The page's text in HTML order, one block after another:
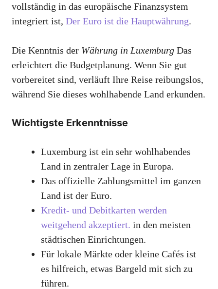
vollständig in das europäische Finanzsystem
integriert ist, Der Euro ist die Hauptwährung.
Die Kenntnis der Währung in Luxemburg Das
erleichtert die Budgetplanung. Wenn Sie gut
vorbereitet sind, verläuft Ihre Reise reibungslos,
während Sie dieses wohlhabende Land erkunden.
Wichtigste Erkenntnisse
Luxemburg ist ein sehr wohlhabendes
Land in zentraler Lage in Europa.
Das offizielle Zahlungsmittel im ganzen
Land ist der Euro.
Kredit- und Debitkarten werden
weitgehend akzeptiert. in den meisten
städtischen Einrichtungen.
Für lokale Märkte oder kleine Cafés ist
es hilfreich, etwas Bargeld mit sich zu
führen.